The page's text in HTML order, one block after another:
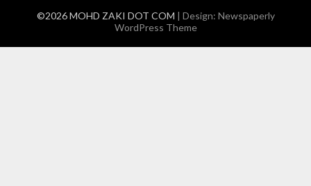
©2026 MOHD ZAKI DOT COM | Design: Newspaperly
WordPress Theme